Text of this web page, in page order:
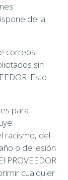
de la
correos
sin
Esto
para
racismo, del
o de lesión
PROVEEDOR
cualquier